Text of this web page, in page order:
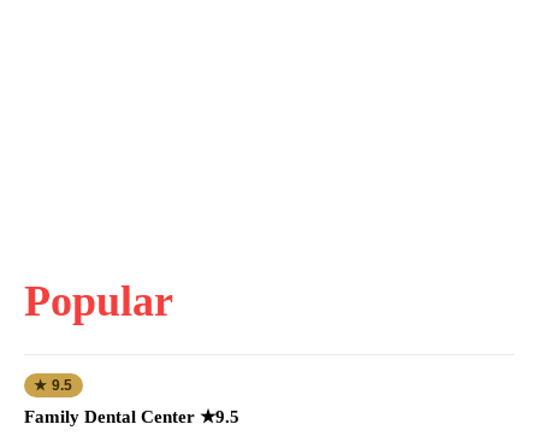
Popular
★ 9.5
Family Dental Center ★9.5